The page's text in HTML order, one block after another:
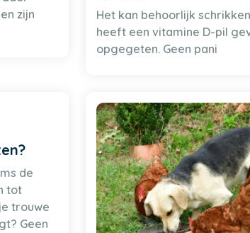
zijn
Het kan behoorlijk
heeft een vitamine D-pil
opgegeten. Geen pani
de
tot
trouwe
Geen